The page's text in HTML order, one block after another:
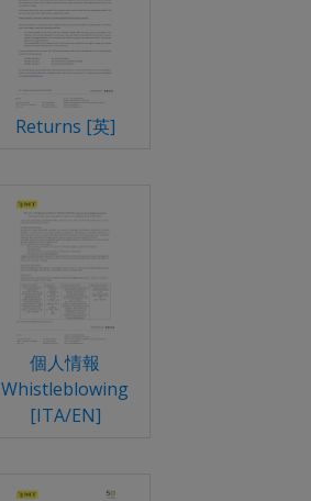
Returns [英]
個人情報
Whistleblowing
[ITA/EN]